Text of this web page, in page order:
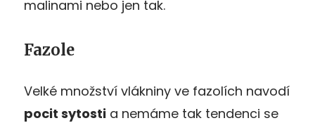
malinami nebo jen tak.
Fazole
Velké množství vlákniny ve fazolích navodí
pocit sytosti a nemáme tak tendenci se